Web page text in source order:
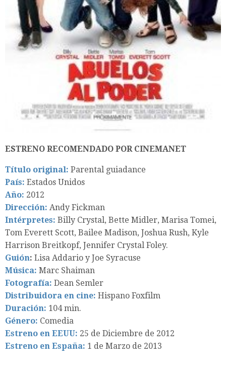
ESTRENO RECOMENDADO POR CINEMANET
Título original: Parental guiadance
País: Estados Unidos
Año: 2012
Dirección: Andy Fickman
Intérpretes: Billy Crystal, Bette Midler, Marisa Tomei,
Tom Everett Scott, Bailee Madison, Joshua Rush, Kyle
Harrison Breitkopf, Jennifer Crystal Foley.
Guión: Lisa Addario y Joe Syracuse
Música: Marc Shaiman
Fotografía: Dean Semler
Distribuidora en cine: Hispano Foxfilm
Duración: 104 min.
Género: Comedia
Estreno en EEUU: 25 de Diciembre de 2012
Estreno en España: 1 de Marzo de 2013